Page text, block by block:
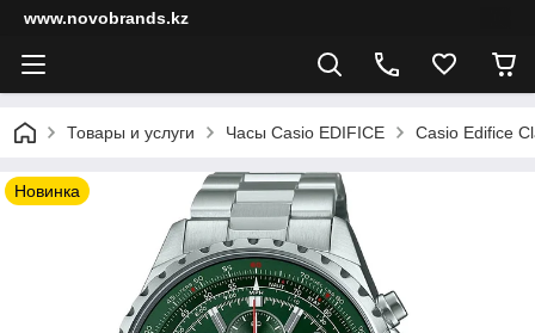
www.novobrands.kz
Товары и услуги Часы Casio EDIFICE Casio Edifice
Новинка